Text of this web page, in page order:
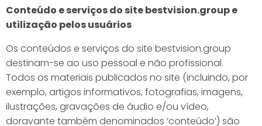
Conteúdo e serviços do site bestvision.group e
utilização pelos usuários
Os conteúdos e serviços do site bestvision.group
destinam-se ao uso pessoal e não profissional.
Todos os materiais publicados no site (incluindo, por
exemplo, artigos informativos, fotografias, imagens,
ilustrações, gravações de áudio e/ou vídeo,
doravante também denominados ‘conteúdo’) são